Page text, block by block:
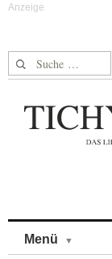
Suche nach:
Menü